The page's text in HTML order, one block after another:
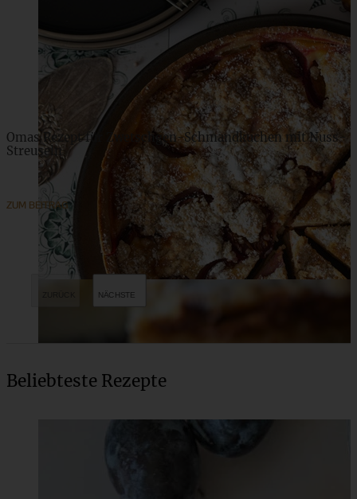
Omas Rezept für Zwetschgen-Schmandkuchen mit Nuss-
Streuseln
ZUM BEITRAG
Beliebteste Rezepte